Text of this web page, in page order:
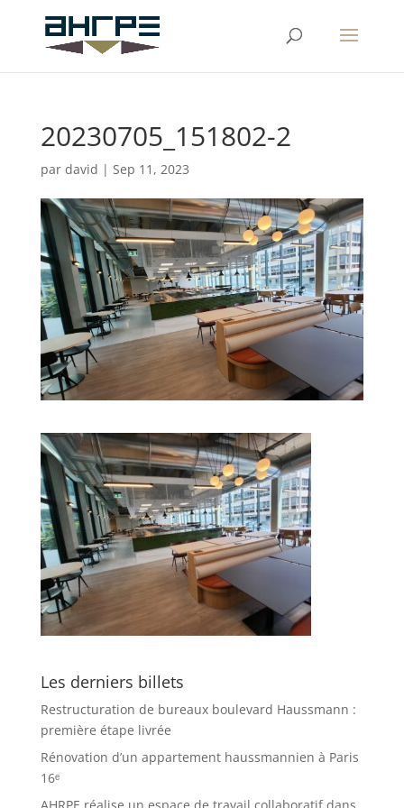
20230705_151802-2
par david | Sep 11, 2023
Les derniers billets
Restructuration de bureaux boulevard Haussmann :
première étape livrée
Rénovation d’un appartement haussmannien à Paris
16ᵉ